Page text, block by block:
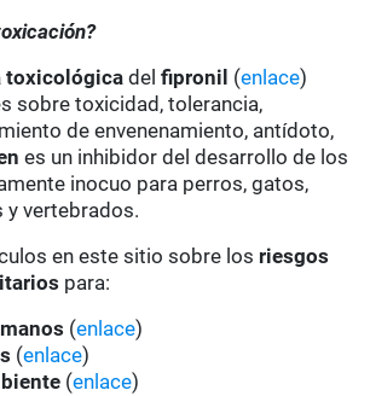
toxicológica delfipronil (enlace)
sobre toxicidad, tolerancia,
de envenenamiento, antídoto,
es un inhibidor del desarrollo de los
inocuo para perros, gatos,
vertebrados.
en este sitio sobre los riesgos
para:
(enlace)
(enlace)
(enlace)